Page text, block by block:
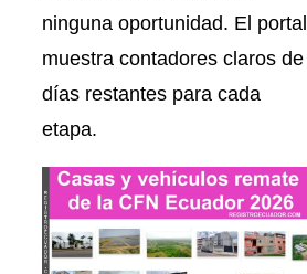
ninguna oportunidad. El portal
muestra contadores claros de
días restantes para cada
etapa.